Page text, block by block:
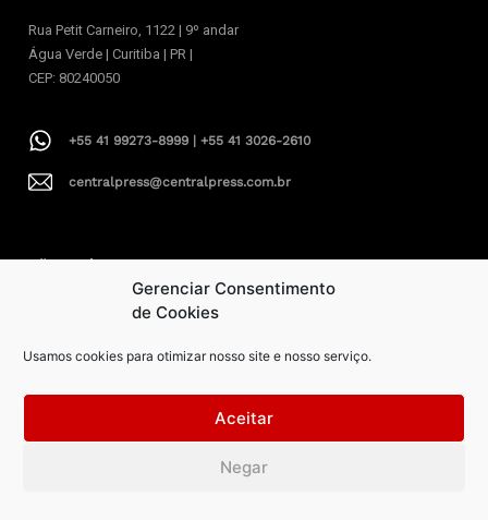
Gerenciar Consentimento
de Cookies
Usamos cookies para otimizar nosso site e nosso serviço.
Aceitar
Negar
Rua Petit Carneiro, 1122 | 9º andar
Água Verde | Curitiba | PR |
CEP: 80240050
+55 41 99273-8999 | +55 41 3026-2610
centralpress@centralpress.com.br
São Paulo.
Rua Gomes de Carvalho, 1629
CEP: 04547006